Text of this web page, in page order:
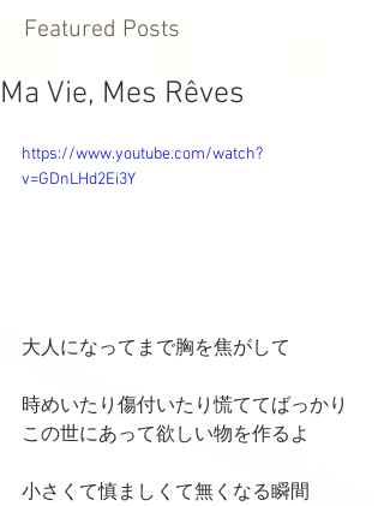
Featured Posts
Ma Vie, Mes Rêves
https://www.youtube.com/watch?
v=GDnLHd2Ei3Y
大人になってまで胸を焦がして
時めいたり傷付いたり慌ててばっかり
この世にあって欲しい物を作るよ
小さくて慎ましくて無くなる瞬間